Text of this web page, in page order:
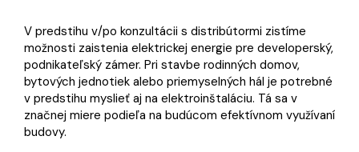
V predstihu v/po konzultácii s distribútormi zistíme
možnosti zaistenia elektrickej energie pre developerský,
podnikateľský zámer. Pri stavbe rodinných domov,
bytových jednotiek alebo priemyselných hál je potrebné
v predstihu myslieť aj na elektroinštaláciu. Tá sa v
značnej miere podieľa na budúcom efektívnom využívaní
budovy.